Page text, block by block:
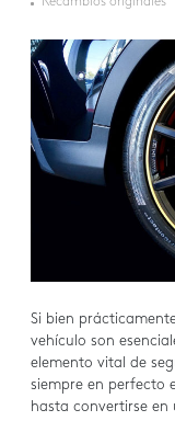
Si bien
vehículo son
elemento vital de
siempre en perfecto
hasta convertirse